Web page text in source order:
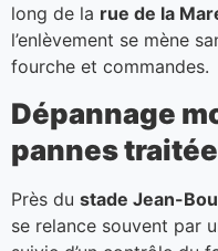
long de la rue de la
l’enlèvement se mène
fourche et commandes.
Dépannage
pannes
Près du stade Jean-
se relance souvent par